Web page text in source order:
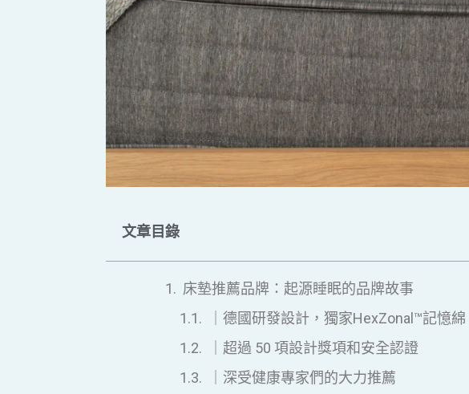
文章目錄
床墊推薦品牌：起源睡眠的品牌故事
｜德國研發設計，獨家HexZonal™記憶綿
｜超過 50 項設計獎項和安全認證
｜深受健康專家們的大力推薦